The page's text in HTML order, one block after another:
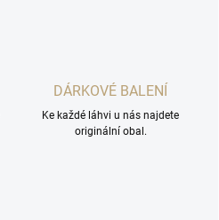
DÁRKOVÉ BALENÍ
Ke každé láhvi u nás najdete
originální obal.